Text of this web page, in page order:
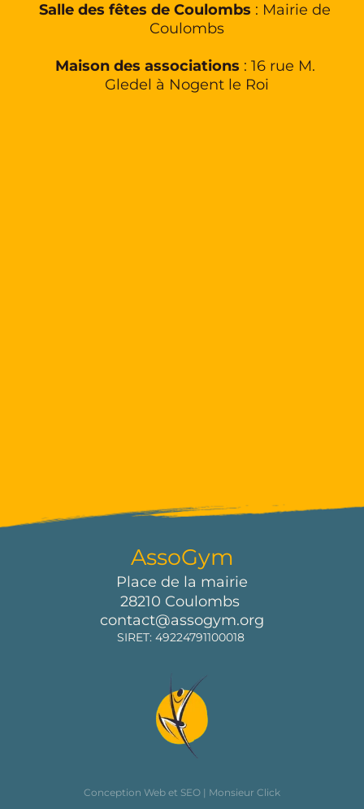
Salle des fêtes de Coulombs : Mairie de
Coulombs
Maison des associations : 16 rue M.
Gledel à Nogent le Roi
AssoGym
Place de la mairie
28210 Coulombs
contact@assogym.org
SIRET: 49224791100018
Conception Web et SEO | Monsieur Click